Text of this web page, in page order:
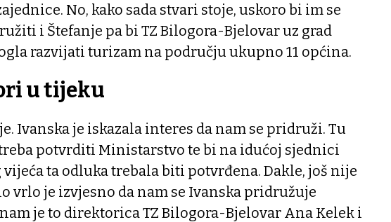
No, kako sada stvari stoje, uskoro bi im se
i Štefanje pa bi TZ Bilogora-Bjelovar uz grad
razvijati turizam na području ukupno 11 općina.
u tijeku
Ivanska je iskazala interes da nam se pridruži. Tu
potvrditi Ministarstvo te bi na idućoj sjednici
ta odluka trebala biti potvrđena. Dakle, još nije
vrlo je izvjesno da nam se Ivanska pridružuje
je to direktorica TZ Bilogora-Bjelovar Ana Kelek i